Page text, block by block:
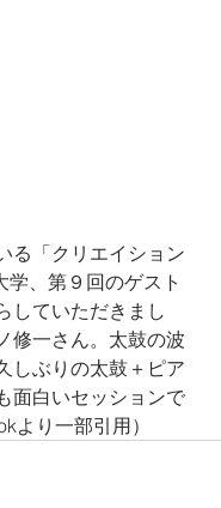
る「クリエイション
学、第９回のゲスト
していただきまし
修一さん。太鼓の波
しぶりの太鼓＋ピア
面白いセッションで
より一部引用）